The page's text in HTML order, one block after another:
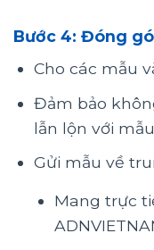
Bước 4: Đóng
Cho các mẫu
Đảm bảo
lẫn lộn với
Gửi mẫu về
Mang trực